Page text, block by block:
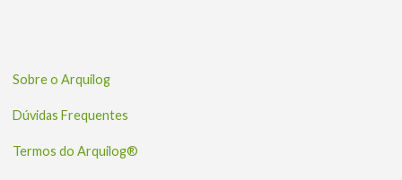
Sobre o Arquilog
Dúvidas Frequentes
Termos do Arquilog®